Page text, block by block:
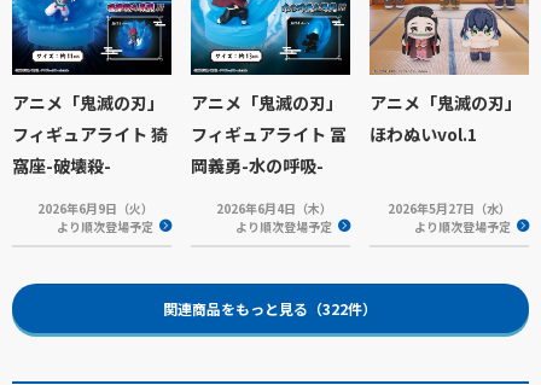
アニメ「鬼滅の刃」
フィギュアライト 猗
窩座-破壊殺-
2026年6月9日（火）
より順次登場予定
アニメ「鬼滅の刃」
フィギュアライト 冨
岡義勇-水の呼吸-
2026年6月4日（木）
より順次登場予定
アニメ「鬼滅の刃」
ほわぬいvol.1
2026年5月27日（水）
より順次登場予定
関連商品をもっと見る（322件）